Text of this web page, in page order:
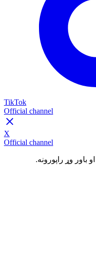
TikTok
Official channel
X
Official channel
باور وړ راپورونه.